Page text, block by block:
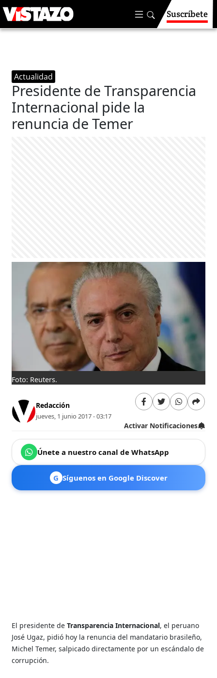
Suscríbete
Actualidad
Presidente de Transparencia
Internacional pide la
renuncia de Temer
Foto: Reuters.
Redacción
jueves, 1 junio 2017 - 03:17
Activar Notificaciones
Únete a nuestro canal de WhatsApp
G Síguenos en Google Discover
El presidente de Transparencia Internacional, el peruano
José Ugaz, pidió hoy la renuncia del mandatario brasileño,
Michel Temer, salpicado directamente por un escándalo de
corrupción.